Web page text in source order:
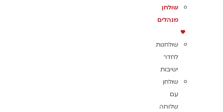
שולחן
מנהלים
שולחנות
לחדר
ישיבות
שולחן
עם
שלוחה